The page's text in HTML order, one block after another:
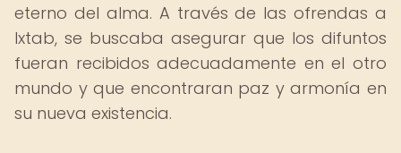
eterno del alma. A través de las ofrendas a
Ixtab, se buscaba asegurar que los difuntos
fueran recibidos adecuadamente en el otro
mundo y que encontraran paz y armonía en
su nueva existencia.